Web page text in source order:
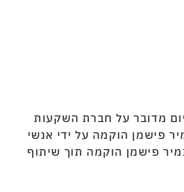
מדובר על חברת השקעות
פישמן הוקמה על ידי אנשי
פישמן הוקמה תוך שיתוף